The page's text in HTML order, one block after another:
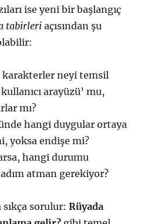
ise yeni bir başlangıç
tabirleriaçısından şu
karakterler neyi temsil
arayüzü’ mu,
mı?
hangi duygular ortaya
yoksa endişe mi?
hangi durumu
atman gerekiyor?
sıkça sorulur:Rüyada